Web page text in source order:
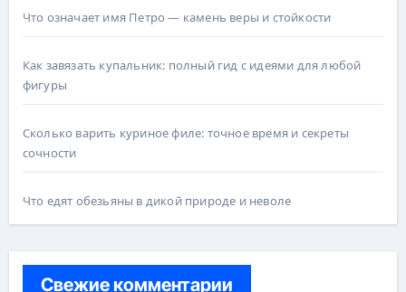
Что означает имя Петро — камень веры и стойкости
Как завязать купальник: полный гид с идеями для любой
фигуры
Сколько варить куриное филе: точное время и секреты
сочности
Что едят обезьяны в дикой природе и неволе
Свежие комментарии